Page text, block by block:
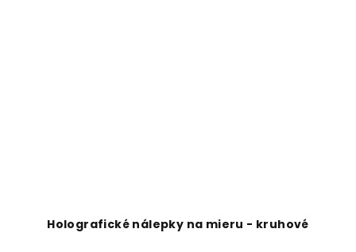
Holografické nálepky na mieru - kruhové